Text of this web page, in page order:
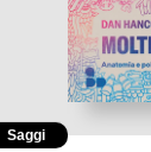
Saggi